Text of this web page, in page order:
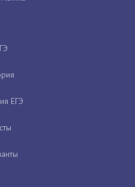
ЕГЭ